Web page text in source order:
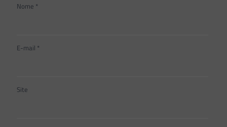
Nome *
E-mail *
Site